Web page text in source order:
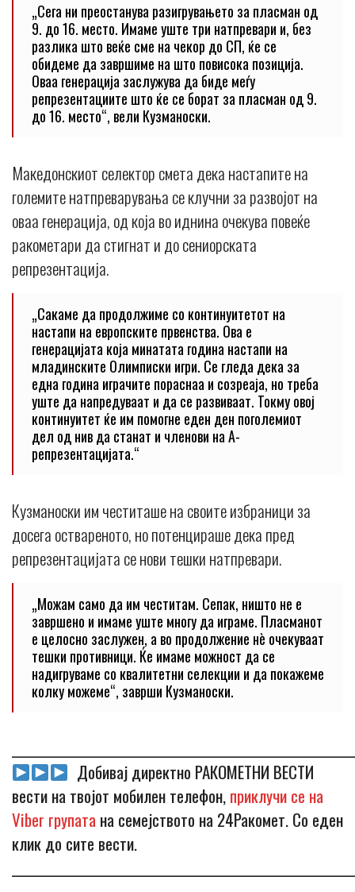
„Сега ни преостанува разигрувањето за пласман од
9. до 16. место. Имаме уште три натпревари и, без
разлика што веќе сме на чекор до СП, ќе се
обидеме да завршиме на што повисока позиција.
Оваа генерација заслужува да биде меѓу
репрезентациите што ќе се борат за пласман од 9.
до 16. место“, вели Кузманоски.
Македонскиот селектор смета дека настапите на
големите натпреварувања се клучни за развојот на
оваа генерација, од која во иднина очекува повеќе
ракометари да стигнат и до сениорската
репрезентација.
„Сакаме да продолжиме со континуитетот на
настапи на европските првенства. Ова е
генерацијата која минатата година настапи на
младинските Олимписки игри. Се гледа дека за
една година играчите пораснаа и созреаја, но треба
уште да напредуваат и да се развиваат. Токму овој
континуитет ќе им помогне еден ден поголемиот
дел од нив да станат и членови на А-
репрезентацијата.“
Кузманоски им честиташе на своите избраници за
досега оствареното, но потенцираше дека пред
репрезентацијата се нови тешки натпревари.
„Можам само да им честитам. Сепак, ништо не е
завршено и имаме уште многу да играме. Пласманот
е целосно заслужен, а во продолжение нè очекуваат
тешки противници. Ќе имаме можност да се
надигруваме со квалитетни селекции и да покажеме
колку можеме“, заврши Кузманоски.
Добивај директно РАКОМЕТНИ ВЕСТИ
вести на твојот мобилен телефон,приклучи се на
Viber групата на семејството на 24Ракомет. Со еден
клик до сите вести.